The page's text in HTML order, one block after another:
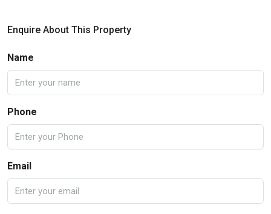
Enquire About This Property
Name
Phone
Email